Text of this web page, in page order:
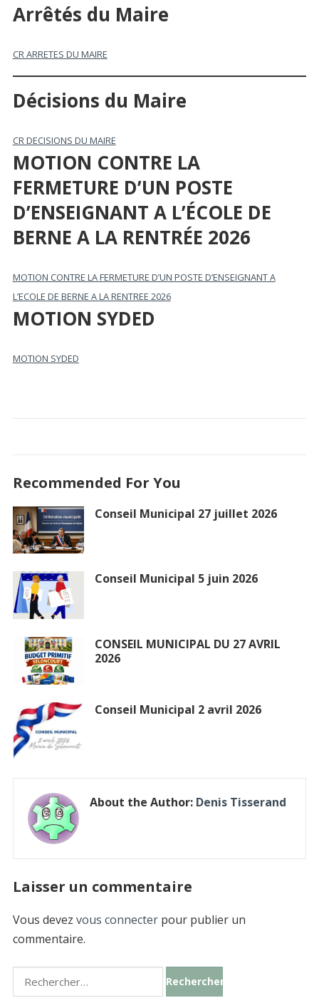
Arrêtés du Maire
CR ARRETES DU MAIRE
Décisions du Maire
CR DECISIONS DU MAIRE
MOTION CONTRE LA
FERMETURE D’UN POSTE
D’ENSEIGNANT A L’ÉCOLE DE
BERNE A LA RENTRÉE 2026
MOTION CONTRE LA FERMETURE D’UN POSTE D’ENSEIGNANT A
L’ECOLE DE BERNE A LA RENTREE 2026
MOTION SYDED
MOTION SYDED
Recommended For You
Conseil Municipal 27 juillet 2026
Conseil Municipal 5 juin 2026
CONSEIL MUNICIPAL DU 27 AVRIL
2026
Conseil Municipal 2 avril 2026
About the Author: Denis Tisserand
Laisser un commentaire
Vous devez vous connecterpour publier un
commentaire.
Rechercher :